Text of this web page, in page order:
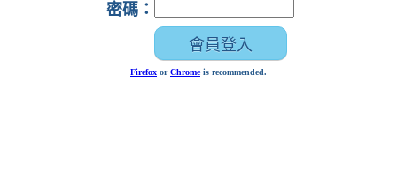
密碼：
Firefox orChromeis recommended.